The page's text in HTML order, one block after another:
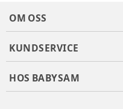
OM OSS
KUNDSERVICE
HOS BABYSAM